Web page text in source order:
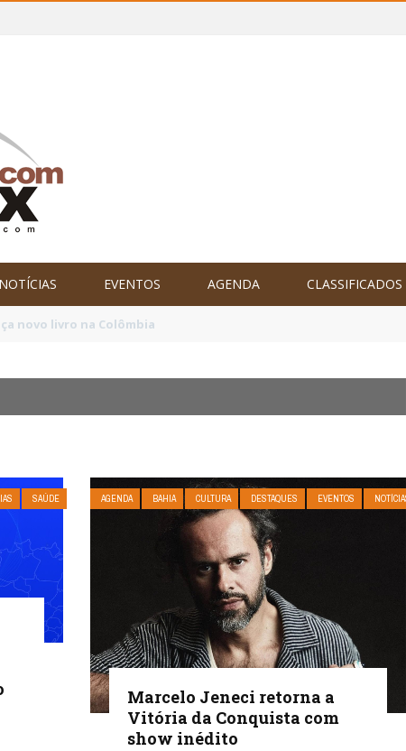
NOTÍCIAS EVENTOS AGENDA CLASSIFICADOS
o Brasil no XXIV Parlamento Internacional de
SAÚDE AGENDA BAHIA CULTURA DESTAQUES EVENTOS
Marcelo Jeneci retorna a
Vitória da Conquista com
show inédito